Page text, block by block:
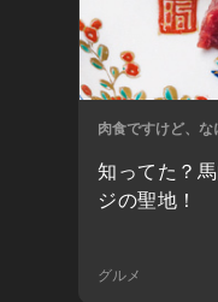
肉食ですけど、
知ってた？
ジの聖地！
グルメ